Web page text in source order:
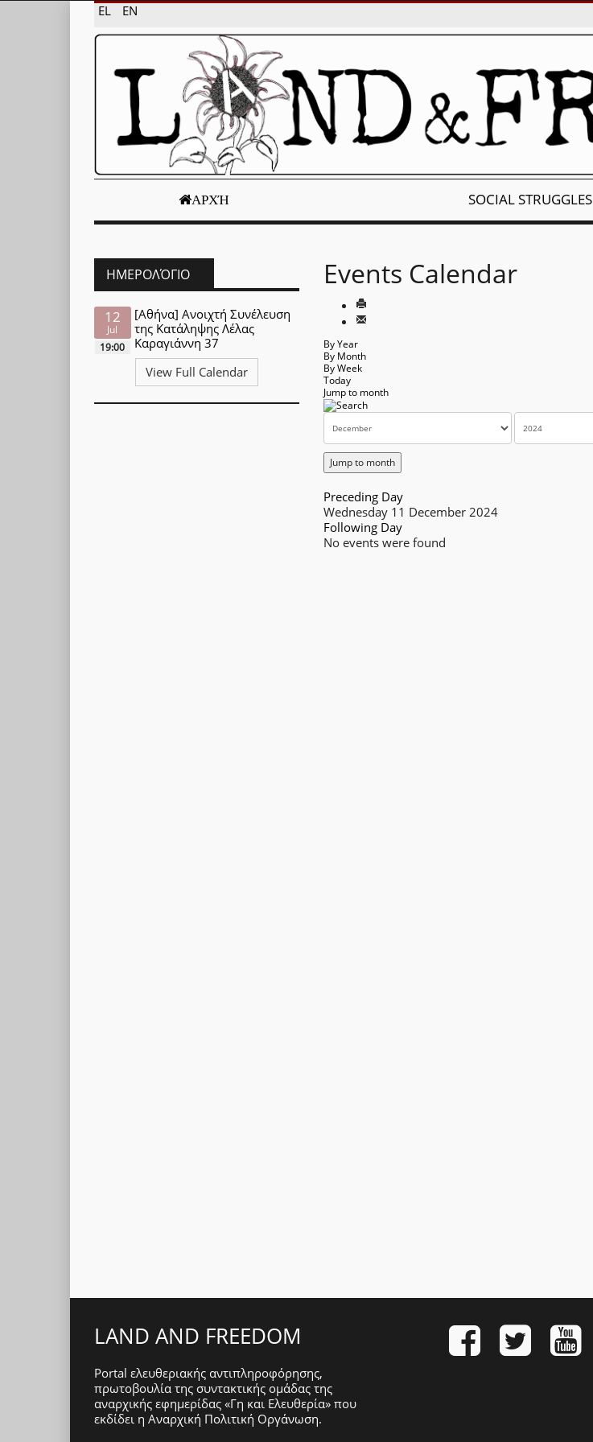
EL EN
ΑΡΧΉ SOCIAL STRUGGLES
Events Calendar
By Year
By Month
By Week
Today
Jump to month
Jump to month
Preceding Day
Wednesday 11 December 2024
Following Day
No events were found
ΗΜΕΡΟΛΌΓΙΟ
12
Jul
19:00
[Αθήνα] Ανοιχτή Συνέλευση
της Κατάληψης Λέλας
Καραγιάννη 37
View Full Calendar
LAND AND FREEDOM
Portal ελευθεριακής αντιπληροφόρησης,
πρωτοβουλία της συντακτικής ομάδας της
αναρχικής εφημερίδας «Γη και Ελευθερία» που
εκδίδει η Αναρχική Πολιτική Οργάνωση.